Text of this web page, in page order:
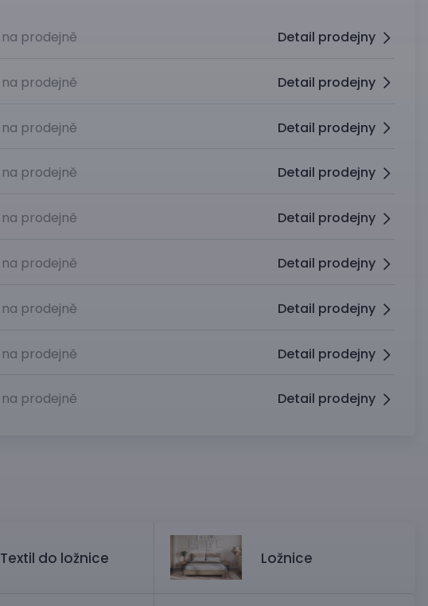
na prodejně Detail prodejny
na prodejně Detail prodejny
na prodejně Detail prodejny
na prodejně Detail prodejny
na prodejně Detail prodejny
na prodejně Detail prodejny
na prodejně Detail prodejny
na prodejně Detail prodejny
na prodejně Detail prodejny
Textil do ložnice Ložnice